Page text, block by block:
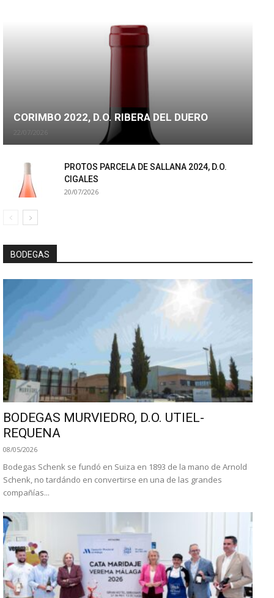
CORIMBO 2022, D.O. RIBERA DEL DUERO
22/07/2026
PROTOS PARCELA DE SALLANA 2024, D.O.
CIGALES
20/07/2026
BODEGAS
BODEGAS MURVIEDRO, D.O. UTIEL-
REQUENA
08/05/2026
Bodegas Schenk se fundó en Suiza en 1893 de la mano de Arnold
Schenk, no tardándo en convertirse en una de las grandes
compañías...